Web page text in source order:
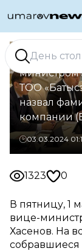
В Уральске
министром
ТОО
назвал
компании
03.03.2024
1323 0
В пятницу, 1
вице-
Хасенов. На
собравшиеся